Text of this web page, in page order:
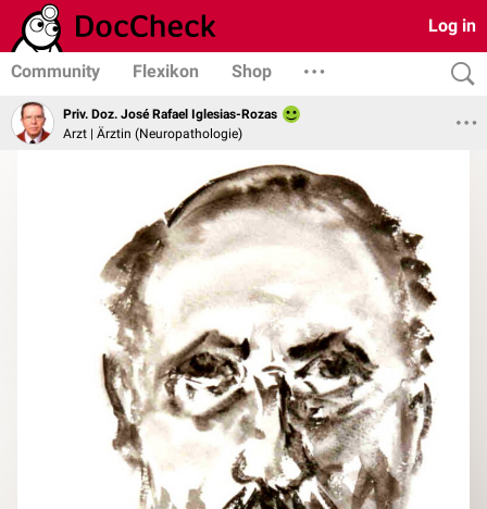
Log in
Community Flexikon Shop
Priv. Doz. José Rafael Iglesias-Rozas
Arzt | Ärztin (Neuropathologie)